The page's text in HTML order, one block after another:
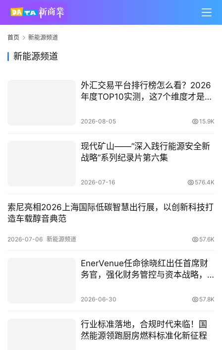
首页 新能源频道
新能源频道
外汇交易平台排行榜怎么看？2026
年度TOP10实测，这7个维度才是关
2026-08-05 15.9K
现代矿山——“深入践行能源安全新
战略”系列纪录片第六集
2026-07-16 576.4K
索尼亮相2026上海国际低碳智慧出行展，以创新科技打
造车载醇音典范
2026-07-06 新能源频道 57.6K
EnerVenue任命徐晓红出任首席财
务官，强化财务管控与资本战略，
2026-06-30 57.8K
行业标准落地，合规时代来临！国
然能源领跑厨房燃料标准化新征程